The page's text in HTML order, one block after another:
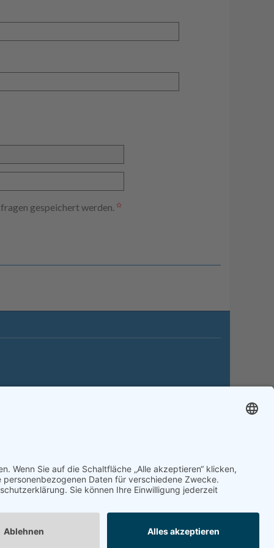
gespeichert werden.